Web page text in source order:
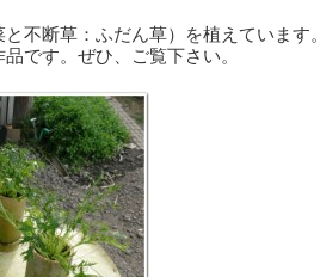
不断草：ふだん草）を植えています。
です。ぜひ、ご覧下さい。